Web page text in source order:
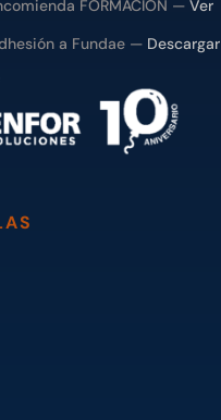
FORMACIÓN — Ver
a Fundae — Descargar